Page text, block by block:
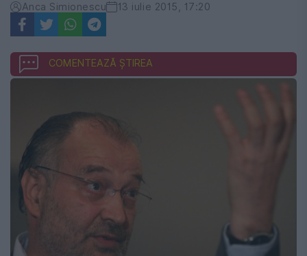
Anca Simionescu 13 iulie 2015, 17:20
COMENTEAZĂ ȘTIREA